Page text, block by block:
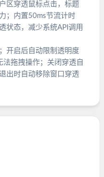
区穿透鼠标点击，标题
；内置50ms节流计时
状态，减少系统API调用
开启后自动限制透明度
拖拽操作；关闭穿透自
出时自动移除窗口穿透